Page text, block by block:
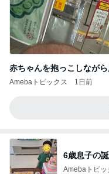
赤ちゃんを抱っこしなが
Amebaトピックス 1日前
6歳息子の
Amebaトピッ